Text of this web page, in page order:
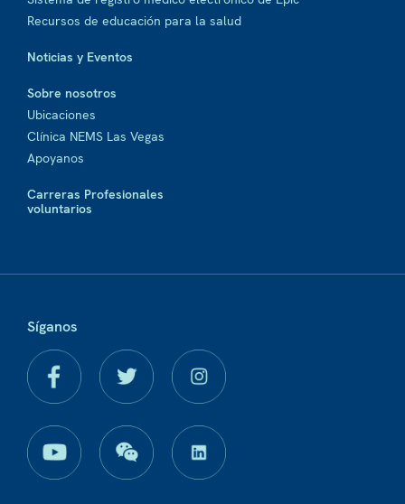
Recursos de educación para la salud
Noticias y Eventos
Sobre nosotros
Ubicaciones
Clínica NEMS Las Vegas
Apoyanos
Carreras Profesionales
voluntarios
Síganos